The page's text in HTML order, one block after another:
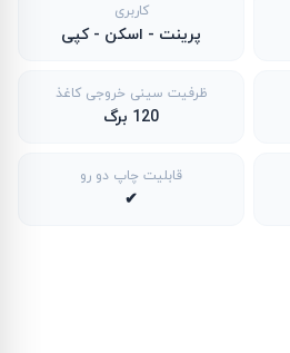
کاربری
پرینت - اسکن - کپی
ظرفیت سینی خروجی کاغذ
120 برگ
قابلیت چاپ دو رو
✔